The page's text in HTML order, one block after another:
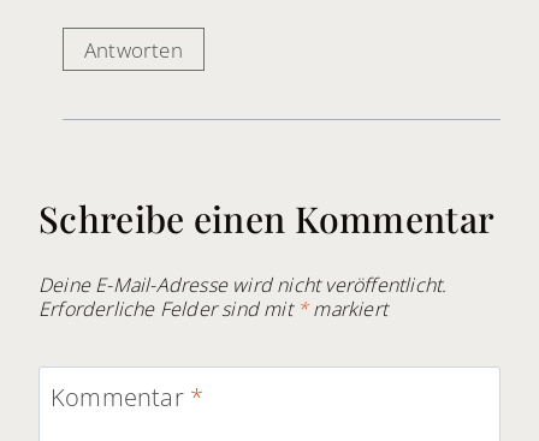
Antworten
Schreibe einen Kommentar
Deine E-Mail-Adresse wird nicht veröffentlicht.
Erforderliche Felder sind mit *markiert
Kommentar *